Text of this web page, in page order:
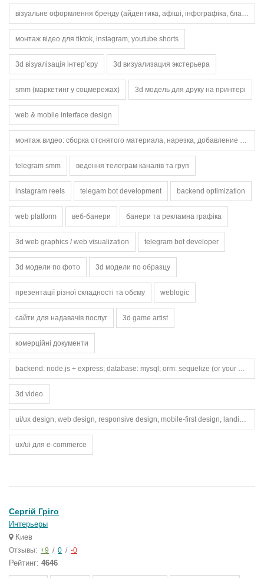
візуальне оформлення бренду (айдентика, афіші, інфографіка, бланки)
монтаж відео для tiktok, instagram, youtube shorts
3d візуалізація інтер’єру 3d визуализация экстерьера
smm (маркетинг у соцмережах) 3d модель для друку на принтері
web & mobile interface design
монтаж видео: сборка отснятого материала, нарезка, добавление переходов, титров и музыки.
telegram smm ведення телеграм каналів та груп
instagram reels telegam bot development backend optimization
web platform веб-банери банери та рекламна графіка
3d web graphics / web visualization telegram bot developer
3d модели по фото 3d модели по образцу
презентації різної складності та обєму weblogic
сайти для надавачів послуг 3d game artist
комерційні документи
backend: node.js + express; database: mysql; orm: sequelize (or your preferred orm). frontend: react + ant design.
3d video
ui/ux design, web design, responsive design, mobile-first design, landing page design, e-commerce design, dashboard design, design systems, wireframing, prototyping, user research, user flows, information architecture, interaction design, usability testin
ux/ui для e-commerce
Сергій Гріго
Интерьеры
Киев
Отзывы: +9 / 0 / -0
Рейтинг: 4646